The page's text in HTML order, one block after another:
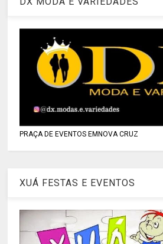
PRAÇA DE EVENTOS EMNOVA CRUZ
XUÁ FESTAS E EVENTOS